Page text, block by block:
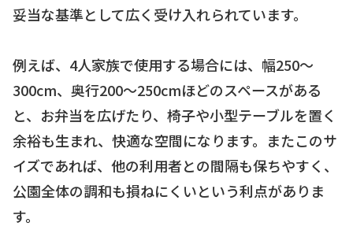
妥当な基準として広く受け入れられています。
例えば、4人家族で使用する場合には、幅250〜
300cm、奥行200〜250cmほどのスペースがある
と、お弁当を広げたり、椅子や小型テーブルを置く
余裕も生まれ、快適な空間になります。またこのサ
イズであれば、他の利用者との間隔も保ちやすく、
公園全体の調和も損ねにくいという利点がありま
す。